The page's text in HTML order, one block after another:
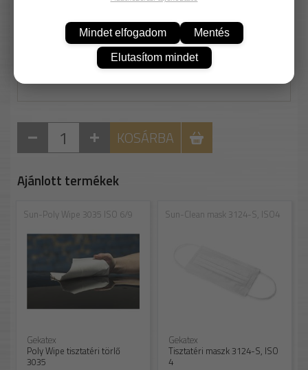
Nettó: 4 177 Ft
106 Ft/db
KOSÁRBA
Ajánlott termékek
Sun-Poly Wipe 3035 ISO 6/9
Gekatex
Poly Wipe tisztatéri törlő
3035
Sun-Clean mask 3124-S, ISO4
Gekatex
Tisztatéri maszk 3124-S, ISO
4
Mindet elfogadom Mentés
Elutasítom mindet